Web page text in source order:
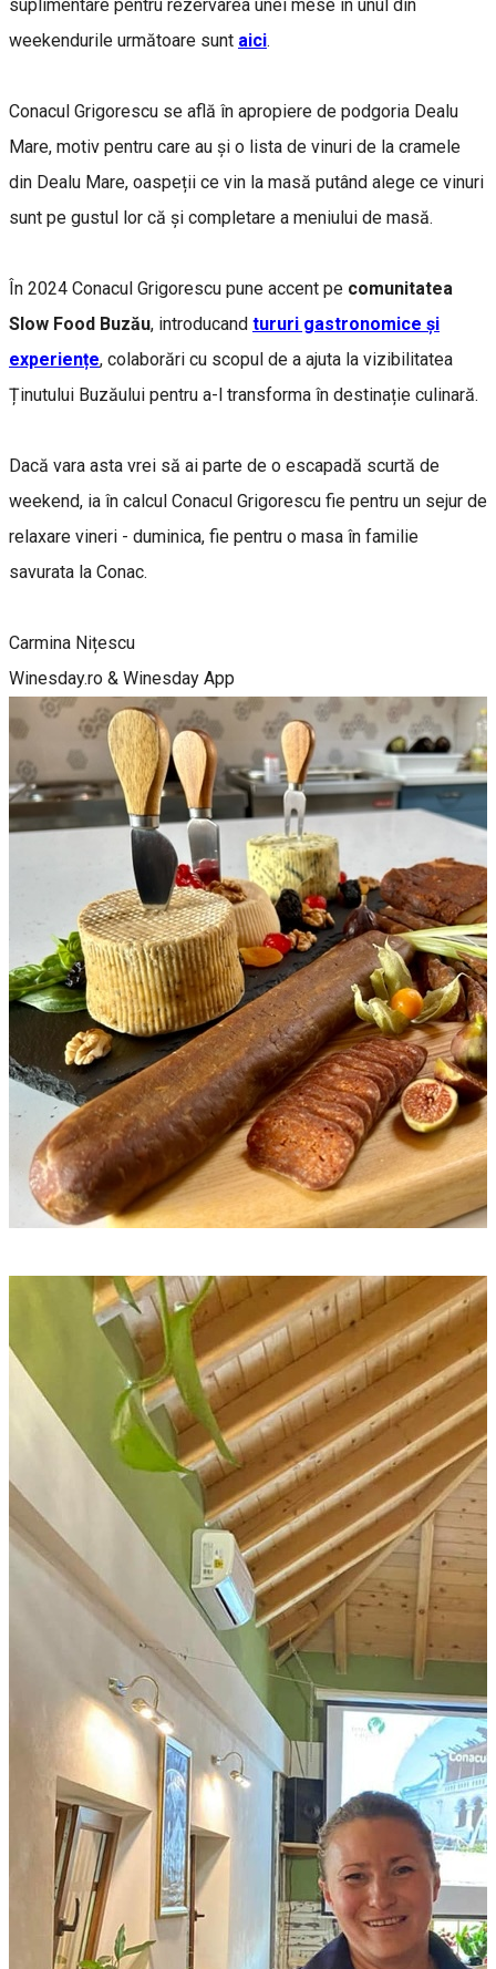
suplimentare pentru rezervarea unei mese în unul din
weekendurile următoare sunt aici.
Conacul Grigorescu se află în apropiere de podgoria Dealu
Mare, motiv pentru care au și o lista de vinuri de la cramele
din Dealu Mare, oaspeții ce vin la masă putând alege ce vinuri
sunt pe gustul lor că și completare a meniului de masă.
În 2024 Conacul Grigorescu pune accent pe comunitatea
Slow Food Buzău, introducand tururi gastronomice și
experiențe, colaborări cu scopul de a ajuta la vizibilitatea
Ținutului Buzăului pentru a-l transforma în destinație culinară.
Dacă vara asta vrei să ai parte de o escapadă scurtă de
weekend, ia în calcul Conacul Grigorescu fie pentru un sejur de
relaxare vineri - duminica, fie pentru o masa în familie
savurata la Conac.
Carmina Nițescu
Winesday.ro & Winesday App